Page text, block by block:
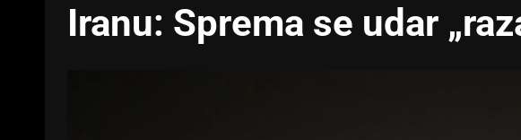
Iranu: Sprema se udar